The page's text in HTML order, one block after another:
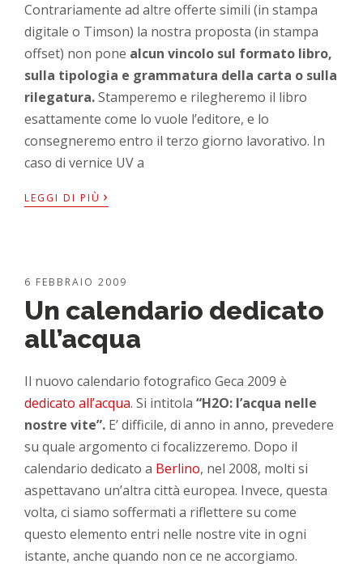
Contrariamente ad altre offerte simili (in stampa
digitale o Timson) la nostra proposta (in stampa
offset) non pone alcun vincolo sul formato libro,
sulla tipologia e grammatura della carta o sulla
rilegatura.Stamperemo e rilegheremo il libro
esattamente come lo vuole l’editore, e lo
consegneremo entro il terzo giorno lavorativo. In
caso di vernice UV a
LEGGI DI PIÙ ›
6 FEBBRAIO 2009
Un calendario dedicato
all’acqua
Il nuovo calendario fotografico Geca 2009 è
dedicato all’acqua. Si intitola“H2O: l’acqua nelle
nostre vite”. E’ difficile, di anno in anno, prevedere
su quale argomento ci focalizzeremo. Dopo il
calendario dedicato a Berlino, nel 2008, molti si
aspettavano un’altra città europea. Invece, questa
volta, ci siamo soffermati a riflettere su come
questo elemento entri nelle nostre vite in ogni
istante, anche quando non ce ne accorgiamo.